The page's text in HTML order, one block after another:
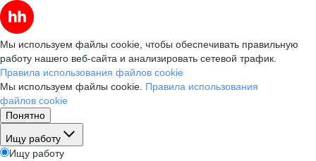
Мы используем файлы cookie, чтобы обеспечивать правильную
работу нашего веб-сайта и анализировать сетевой трафик.
Правила использования файлов cookie
Мы используем файлы cookie. Правила использования
файлов cookie
Понятно
Ищу работу
Ищу работу